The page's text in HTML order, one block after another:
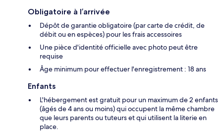
Obligatoire à l’arrivée
Dépôt de garantie obligatoire (par carte de crédit, de
débit ou en espèces) pour les frais accessoires
Une pièce d'identité officielle avec photo peut être
requise
Âge minimum pour effectuer l'enregistrement : 18 ans
Enfants
L'hébergement est gratuit pour un maximum de 2 enfants
(âgés de 4 ans ou moins) qui occupent la même chambre
que leurs parents ou tuteurs et qui utilisent la literie en
place.